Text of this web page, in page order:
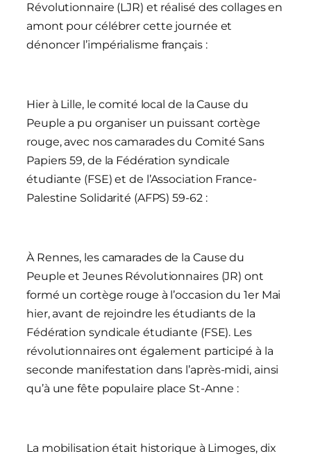
Révolutionnaire (LJR) et réalisé des collages en
amont pour célébrer cette journée et
dénoncer l’impérialisme français :
Hier à Lille, le comité local de la Cause du
Peuple a pu organiser un puissant cortège
rouge, avec nos camarades du Comité Sans
Papiers 59, de la Fédération syndicale
étudiante (FSE) et de l’Association France-
Palestine Solidarité (AFPS) 59-62 :
À Rennes, les camarades de la Cause du
Peuple et Jeunes Révolutionnaires (JR) ont
formé un cortège rouge à l’occasion du 1er Mai
hier, avant de rejoindre les étudiants de la
Fédération syndicale étudiante (FSE). Les
révolutionnaires ont également participé à la
seconde manifestation dans l’après-midi, ainsi
qu’à une fête populaire place St-Anne :
La mobilisation était historique à Limoges, dix